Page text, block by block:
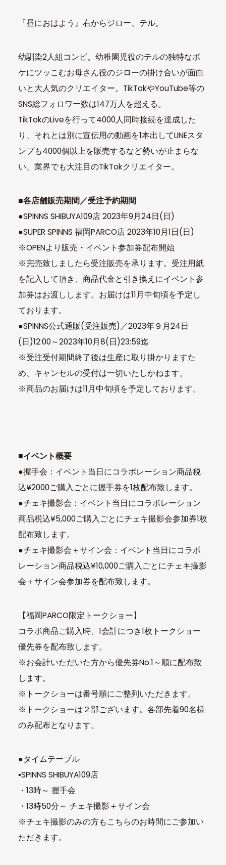
『昼におはよう』右からジロー、テル。
幼馴染2人組コンビ。幼稚園児役のテルの独特なボ
ケにツッこむお母さん役のジローの掛け合いが面白
いと大人気のクリエイター。TikTokやYouTube等の
SNS総フォロワー数は147万人を超える。
TikTokのLiveを行って4000人同時接続を達成した
り、それとは別に宣伝用の動画を1本出してLINEスタ
ンプも4000個以上を販売するなど勢いが止まらな
い、業界でも大注目のTikTokクリエイター。
■各店舗販売期間／受注予約期間
●SPINNS SHIBUYA109店 2023年9月24日(日)
●SUPER SPINNS 福岡PARCO店 2023年10月1日(日)
※OPENより販売・イベント参加券配布開始
※完売致しましたら受注販売を承ります。受注用紙
を記入して頂き、商品代金と引き換えにイベント参
加券はお渡しします。お届けは11月中旬頃を予定し
ております。
●SPINNS公式通販(受注販売)／2023年９月24日
(日)12:00～2023年10月8(日)23:59迄
※受注受付期間終了後は生産に取り掛かりますた
め、キャンセルの受付は一切いたしかねます。
※商品のお届けは11月中旬頃を予定しております。
■イベント概要
●握手会：イベント当日にコラボレーション商品税
込¥2000ご購入ごとに握手券を1枚配布致します。
●チェキ撮影会：イベント当日にコラボレーション
商品税込¥5,000ご購入ごとにチェキ撮影会参加券1枚
配布致します。
●チェキ撮影会＋サイン会：イベント当日にコラボ
レーション商品税込¥10,000ご購入ごとにチェキ撮影
会＋サイン会参加券を配布致します。
【福岡PARCO限定トークショー】
コラボ商品ご購入時、1会計につき1枚トークショー
優先券を配布致します。
※お会計いただいた方から優先券No.1～順に配布致
します。
※トークショーは番号順にご整列いただきます。
※トークショーは２部ございます。各部先着90名様
のみ配布となります。
●タイムテーブル
▪SPINNS SHIBUYA109店
・13時～ 握手会
・13時50分～ チェキ撮影＋サイン会
※チェキ撮影のみの方もこちらのお時間にご参加い
ただきます。